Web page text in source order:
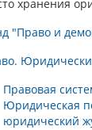
хранения
"Право и
Правовая
Юридическая
юридический